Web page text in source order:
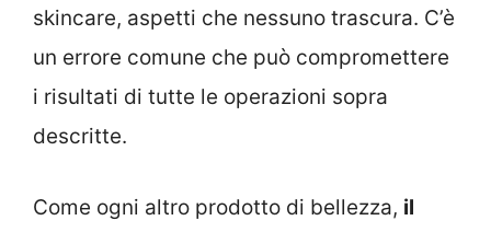
skincare, aspetti che nessuno trascura. C’è
un errore comune che può compromettere
i risultati di tutte le operazioni sopra
descritte.
Come ogni altro prodotto di bellezza, il